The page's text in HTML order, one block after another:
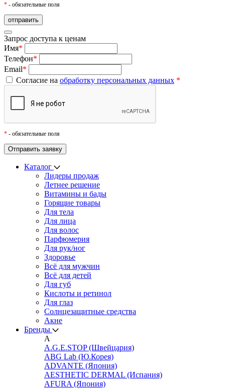
* - обязательные поля
Запрос доступа к ценам
Имя*
Телефон*
Email*
Согласие на обработку персональных данных *
* - обязательные поля
Каталог
Лидеры продаж
Летнее решение
Витамины и бады
Горящие товары
Для тела
Для лица
Для волос
Парфюмерия
Для рук/ног
Здоровье
Всё для мужчин
Всё для детей
Для губ
Кислоты и ретинол
Для глаз
Cолнцезащитные средства
Акне
Бренды
A
A.G.E.STOP (Швейцария)
ABG Lab (Ю.Корея)
ADVANTE (Япония)
AESTHETIC DERMAL (Испания)
AFURA (Япония)